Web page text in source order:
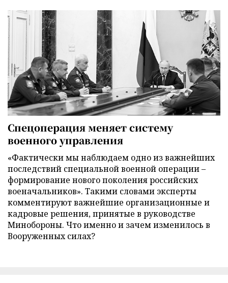
Спецоперация меняет систему
военного управления
«Фактически мы наблюдаем одно из важнейших
последствий специальной военной операции –
формирование нового поколения российских
военачальников». Такими словами эксперты
комментируют важнейшие организационные и
кадровые решения, принятые в руководстве
Минобороны. Что именно и зачем изменилось в
Вооруженных силах?